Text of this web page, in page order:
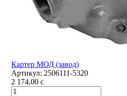
Картер МОД (завод)
Артикул: 2506111-5320
2 174,00 c